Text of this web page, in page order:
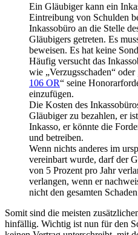
Ein Gläubiger kann ein
Eintreibung von Schulden
Inkassobüro an die Stelle
Gläubigers getreten. Es
beweisen. Es hat keine
Häufig versucht das
wie „Verzugsschaden“ oder
106 OR“ seine
einzufügen.
Die Kosten des
Gläubiger zu bezahlen, er
Inkasso, er könnte die
und betreiben.
Wenn nichts anderes im
vereinbart wurde, darf der
von 5 Prozent pro Jahr
verlangen, wenn er
nicht den gesamten
Somit sind die meisten
hinfällig. Wichtig ist nun für den